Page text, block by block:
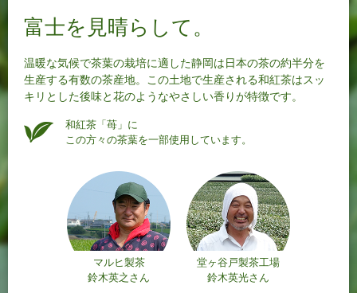
富士を見晴らして。
温暖な気候で茶葉の栽培に適した静岡は日本の茶の約半分を
生産する有数の茶産地。この土地で生産される和紅茶はスッ
キリとした後味と花のようなやさしい香りが特徴です。
和紅茶「苺」に
この方々の茶葉を一部使用しています。
マルヒ製茶
鈴木英之さん
堂ヶ谷戸製茶工場
鈴木英光さん